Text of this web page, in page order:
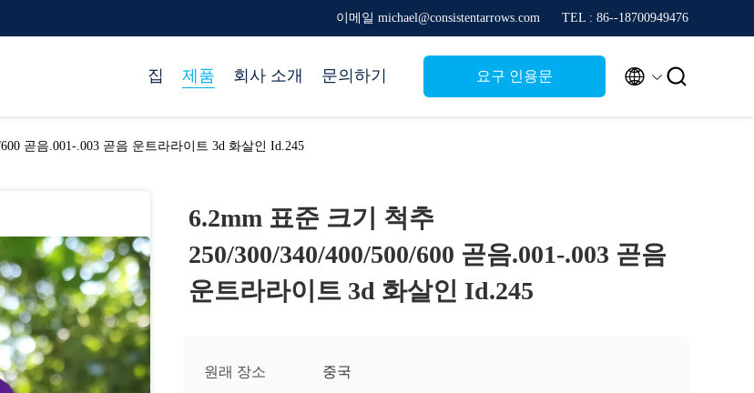
이메일 michael@consistentarrows.com TEL : 86--18700949476
집 제품 회사 소개 문의하기 요구 인용문  
곧음.001-.003 곧음 운트라라이트 3d 화살인 Id.245
6.2mm 표준 크기 척추
250/300/340/400/500/600 곧음.001-.003 곧음
운트라라이트 3d 화살인 Id.245
원래 장소 중국